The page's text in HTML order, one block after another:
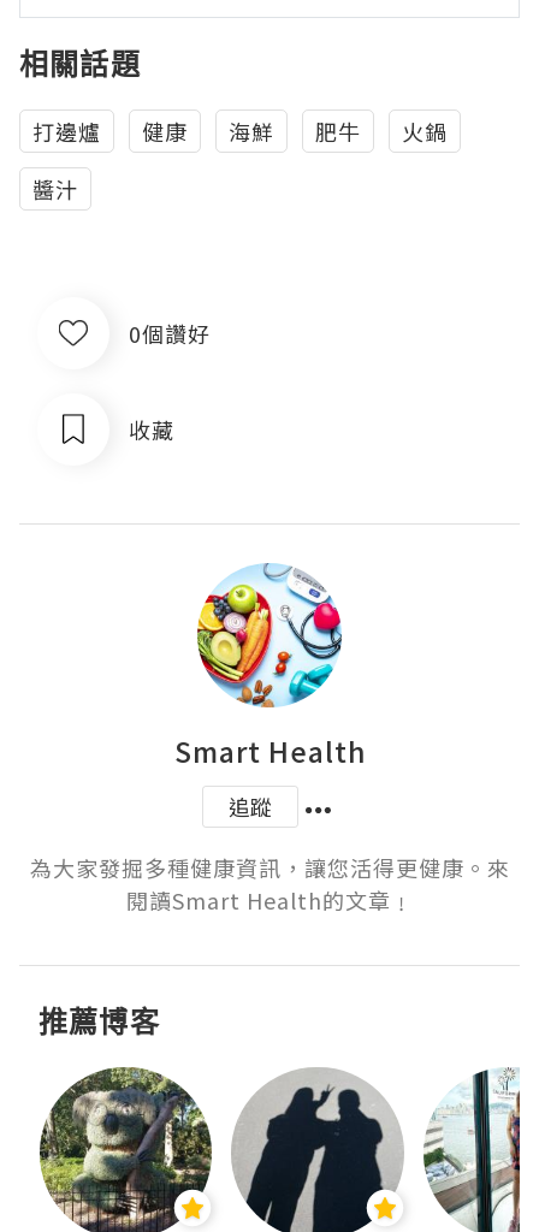
相關話題
打邊爐 健康 海鮮 肥牛
火鍋
醬汁
0個讚好
收藏
Smart Health
追蹤
為大家發掘多種健康資訊，讓您活得更健康。來
閱讀Smart Health的文章﹗
推薦博客